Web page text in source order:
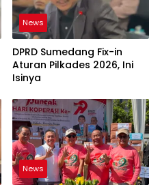
News
DPRD Sumedang Fix-in
Aturan Pilkades 2026, Ini
Isinya
News